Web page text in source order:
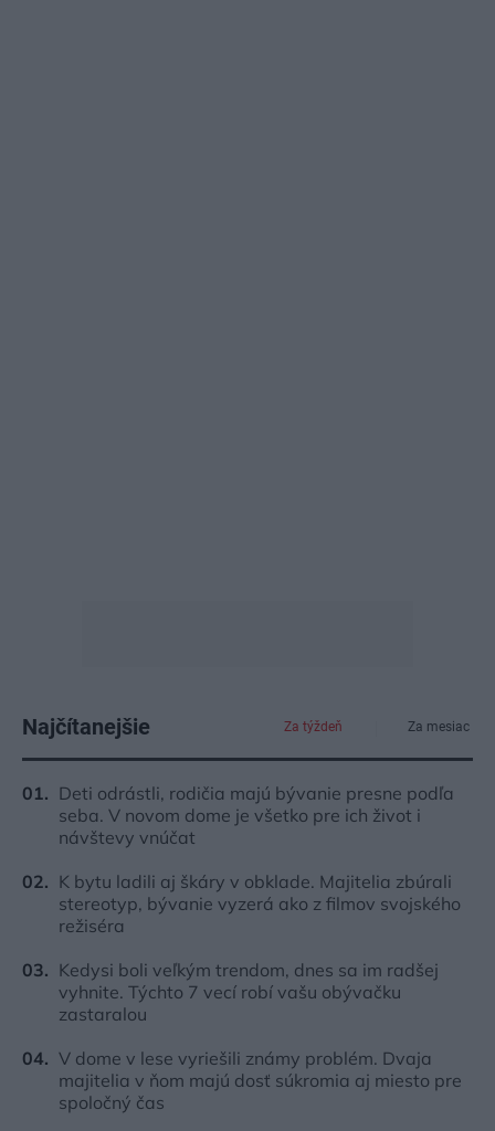
Najčítanejšie Za týždeň Za mesiac
Deti odrástli, rodičia majú bývanie presne podľa
seba. V novom dome je všetko pre ich život i
návštevy vnúčat
K bytu ladili aj škáry v obklade. Majitelia zbúrali
stereotyp, bývanie vyzerá ako z filmov svojského
režiséra
Kedysi boli veľkým trendom, dnes sa im radšej
vyhnite. Týchto 7 vecí robí vašu obývačku
zastaralou
V dome v lese vyriešili známy problém. Dvaja
majitelia v ňom majú dosť súkromia aj miesto pre
spoločný čas